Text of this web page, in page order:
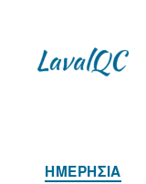
ΗΜΕΡΉΣΙΑ